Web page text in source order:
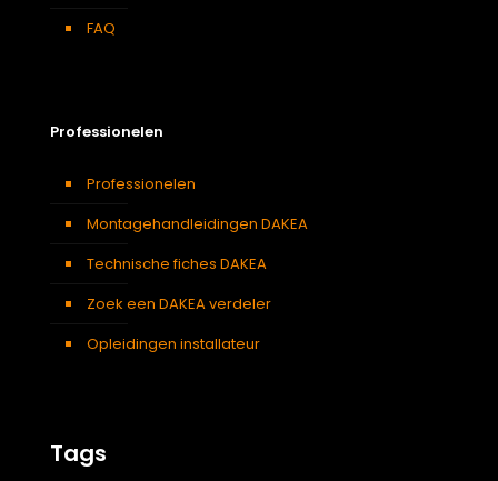
FAQ
Professionelen
Professionelen
Montagehandleidingen DAKEA
Technische fiches DAKEA
Zoek een DAKEA verdeler
Opleidingen installateur
Tags